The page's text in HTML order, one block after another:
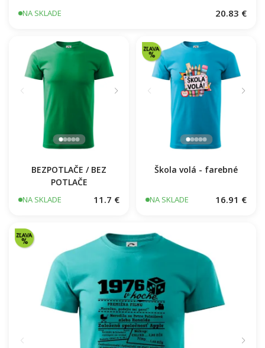
NA SKLADE 20.83 €
BEZPOTLAČE / BEZ
POTLAČE
NA SKLADE 11.7 €
Škola volá - farebné
NA SKLADE 16.91 €